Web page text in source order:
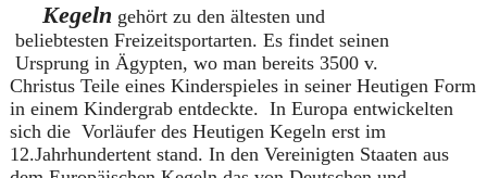
Kegeln gehört zu den ältesten und
beliebtestenFreizeitsportarten. Es findet seinen
Ursprung in Ägypten, wo man bereits 3500 v.
Christus Teile eines Kinderspieles in seiner Heutigen Form
in einem Kindergrab entdeckte. In Europa entwickelten
sich die Vorläufer des Heutigen Kegeln erst im
12.Jahrhundertent stand. In den Vereinigten Staaten aus